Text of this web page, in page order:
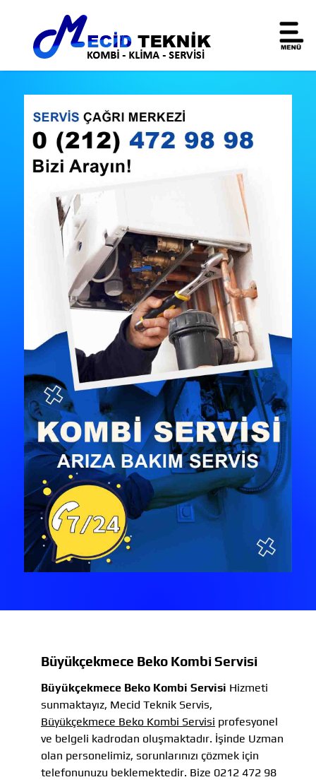
Büyükçekmece Beko Kombi Servisi
Büyükçekmece Beko Kombi Servisi Hizmeti
sunmaktayız, Mecid Teknik Servis,
Büyükçekmece Beko Kombi Servisi profesyonel
ve belgeli kadrodan oluşmaktadır. İşinde Uzman
olan personelimiz, sorunlarınızı çözmek için
telefonunuzu beklemektedir. Bize 0212 472 98